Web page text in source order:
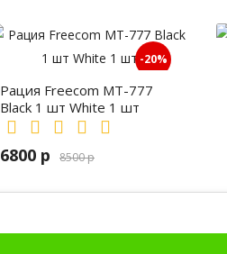
-20%
Рация Freecom MT-777
Black 1 шт White 1 шт
6800 р 8500 р